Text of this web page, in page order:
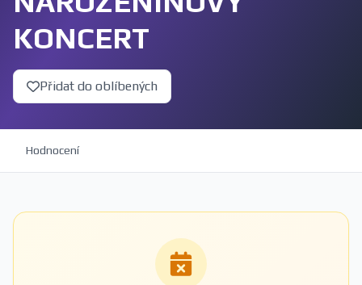
KONCERT
Přidat do oblíbených
Hodnocení